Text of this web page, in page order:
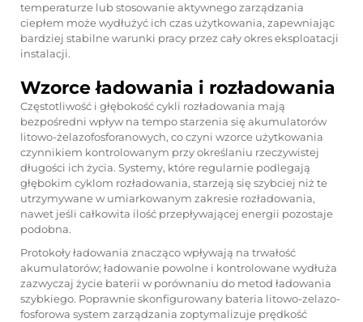
temperaturze lub stosowanie aktywnego zarządzania
ciepłem może wydłużyć ich czas użytkowania, zapewniając
bardziej stabilne warunki pracy przez cały okres eksploatacji
instalacji.
Wzorce ładowania i rozładowania
Częstotliwość i głębokość cykli rozładowania mają
bezpośredni wpływ na tempo starzenia się akumulatorów
litowo-żelazofosforanowych, co czyni wzorce użytkowania
czynnikiem kontrolowanym przy określaniu rzeczywistej
długości ich życia. Systemy, które regularnie podlegają
głębokim cyklom rozładowania, starzeją się szybciej niż te
utrzymywane w umiarkowanym zakresie rozładowania,
nawet jeśli całkowita ilość przepływającej energii pozostaje
podobna.
Protokoły ładowania znacząco wpływają na trwałość
akumulatorów; ładowanie powolne i kontrolowane wydłuża
zazwyczaj życie baterii w porównaniu do metod ładowania
szybkiego. Poprawnie skonfigurowany bateria litowo-zelazo-
fosforowa system zarządzania zoptymalizuje prędkość